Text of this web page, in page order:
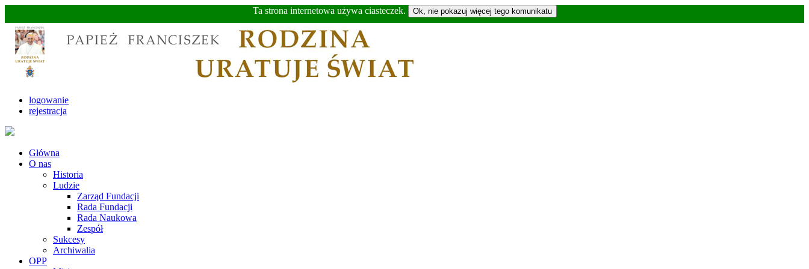
Ta strona internetowa używa ciasteczek.
logowanie
rejestracja
Główna
O nas
Historia
Ludzie
Zarząd Fundacji
Rada Fundacji
Rada Naukowa
Zespół
Sukcesy
Archiwalia
OPP